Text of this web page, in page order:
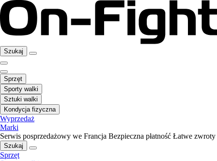
Szukaj
Sprzęt
Sporty walki
Sztuki walki
Kondycja fizyczna
Wyprzedaż
Marki
Serwis posprzedażowy we Francja Bezpieczna płatność Łatwe zwroty
Szukaj
Sprzęt